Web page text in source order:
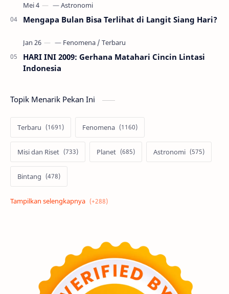
Mengapa Bulan Bisa Terlihat di Langit Siang Hari?
HARI INI 2009: Gerhana Matahari Cincin Lintasi
Indonesia
Topik Menarik Pekan Ini
Terbaru Fenomena
Misi dan Riset Planet Astronomi
Bintang
Alam semesta Galaksi
Tata Surya Hype
Asteroid Observasi